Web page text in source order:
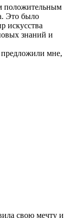
положительным
Это было
искусства
знаний и
мне,
свою мечту и